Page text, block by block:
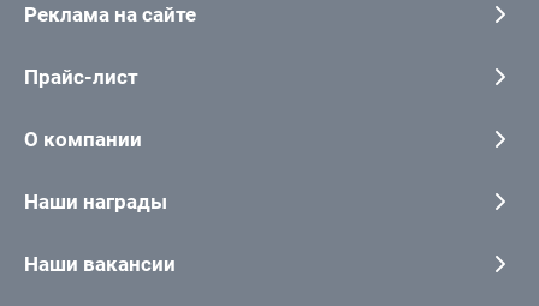
Реклама на сайте
Прайс-лист
О компании
Наши награды
Наши вакансии